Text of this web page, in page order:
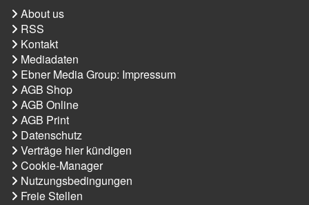
About us
RSS
Kontakt
Mediadaten
Ebner Media Group: Impressum
AGB Shop
AGB Online
AGB Print
Datenschutz
Verträge hier kündigen
Cookie-Manager
Nutzungsbedingungen
Freie Stellen